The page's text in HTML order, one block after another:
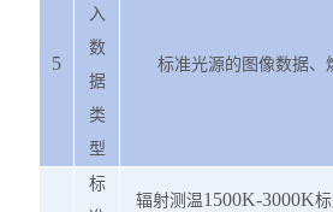
5
入
数
据
类
型
标准光源的图像数据、
标
辐射测温1500K-3000K